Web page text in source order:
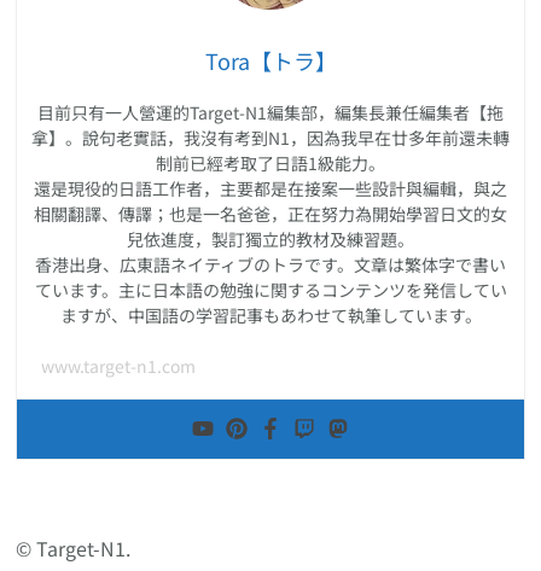
Tora【トラ】
目前只有一人營運的Target-N1編集部，編集長兼任編集者【拖
拿】。說句老實話，我沒有考到N1，因為我早在廿多年前還未轉
制前已經考取了日語1級能力。
還是現役的日語工作者，主要都是在接案一些設計與編輯，與之
相關翻譯、傳譯；也是一名爸爸，正在努力為開始學習日文的女
兒依進度，製訂獨立的教材及練習題。
香港出身、広東語ネイティブのトラです。文章は繁体字で書い
ています。主に日本語の勉強に関するコンテンツを発信してい
ますが、中国語の学習記事もあわせて執筆しています。
www.target-n1.com
© Target-N1.